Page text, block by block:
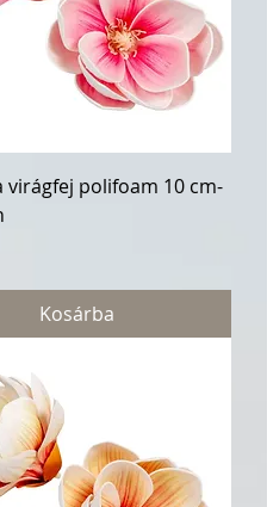
virágfej polifoam 10 cm-
Kosárba